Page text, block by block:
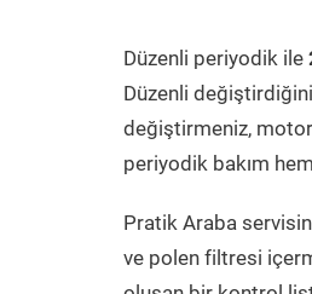
Düzenli periyodik ile
Düzenli
değiştirmeniz, motor
periyodik bakım
Pratik Araba
ve polen filtresi